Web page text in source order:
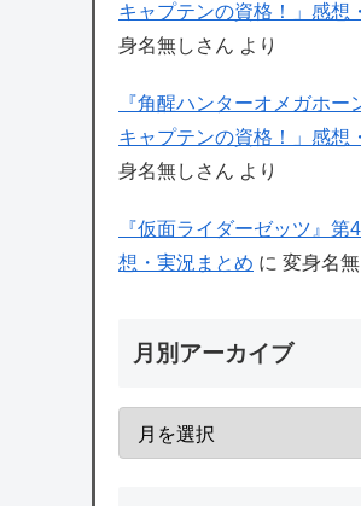
キャプテンの資格！」感想
身名無しさん より
『角醒ハンターオメガホー
キャプテンの資格！」感想
身名無しさん より
『仮面ライダーゼッツ』第
想・実況まとめ に 変身名
月別アーカイブ